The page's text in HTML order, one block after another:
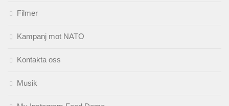
Filmer
Kampanj mot NATO
Kontakta oss
Musik